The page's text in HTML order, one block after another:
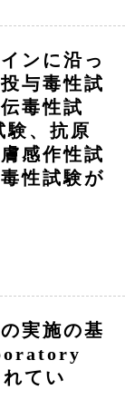
ンに沿っ
与毒性試
毒性試
験、抗原
感作性試
性試験が
実施の基
てい